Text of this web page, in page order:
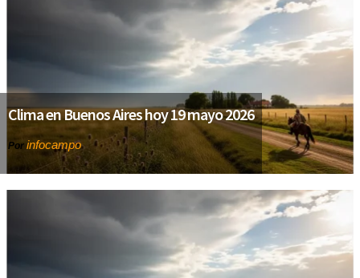
Clima en Buenos Aires hoy 19 mayo 2026
Por infocampo